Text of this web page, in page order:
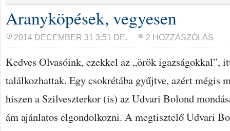
Aranyköpések, vegyesen
2014 DECEMBER 31 3:51 DE. 2 HOZZÁSZÓLÁS
Kedves Olvasóink, ezekkel az „örök igazságokkal”,
találkozhattak. Egy csokrétába gyűjtve, azért mégis
hiszen a Szilveszterkor (is) az Udvari Bolond
ám ajánlatos elgondolkozni. A megtisztelő Udvari